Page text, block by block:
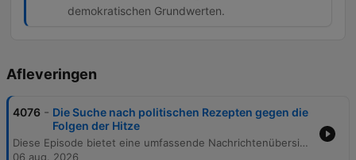
demokratischen Grundwerten.
Afleveringen
4076 - Die Suche nach politischen Rezepten gegen die
Folgen der Hitze
Diese Episode bietet eine umfassende Nachrichtenübersicht zu aktuellen internationalen und nationalen Themen. Behandelt werden politische Forderungen gegen die Hitze in der Schweiz, die Aufhebung des Schutzstatus für Haitianer in den USA sowie Chinas Strategie der juristischen Kriegsführung gegenüber Taiwan. Zudem analysiert die Sendung die zunehmende fremdenfeindliche Gewalt und die Flüchtlingskrise in Südafrika. Ein weiterer Schwerpunkt liegt auf der politischen Theologie von Peter Thiel und der Frage, wie religiöse Begriffe und technologische Macht zur gesellschaftlichen Spaltung beitragen können.
06 aug. 2026